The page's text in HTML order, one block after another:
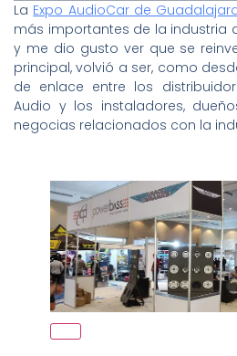
La Expo AudioCar de
más importantes de la industria
y me dio gusto ver que se
principal, volvió a ser, como
de enlace entre los
Audio y los instaladores,
negocias relacionados con la